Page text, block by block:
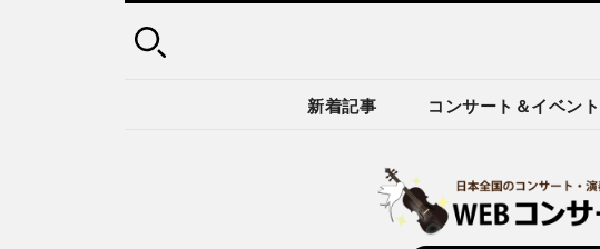
新着記事 コンサート＆イベント